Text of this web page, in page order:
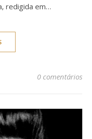
redigida em…
0 comentários